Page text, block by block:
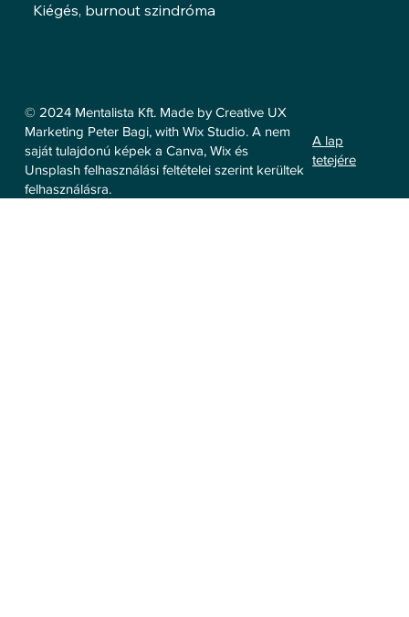
© 2024 Mentalista Kft. Made by Creative UX
Marketing Peter Bagi, with Wix Studio. A nem
saját tulajdonú képek a Canva, Wix és
Unsplash felhasználási feltételei szerint kerültek
felhasználásra.
A lap
tetejére
Kiégés, burnout szindróma